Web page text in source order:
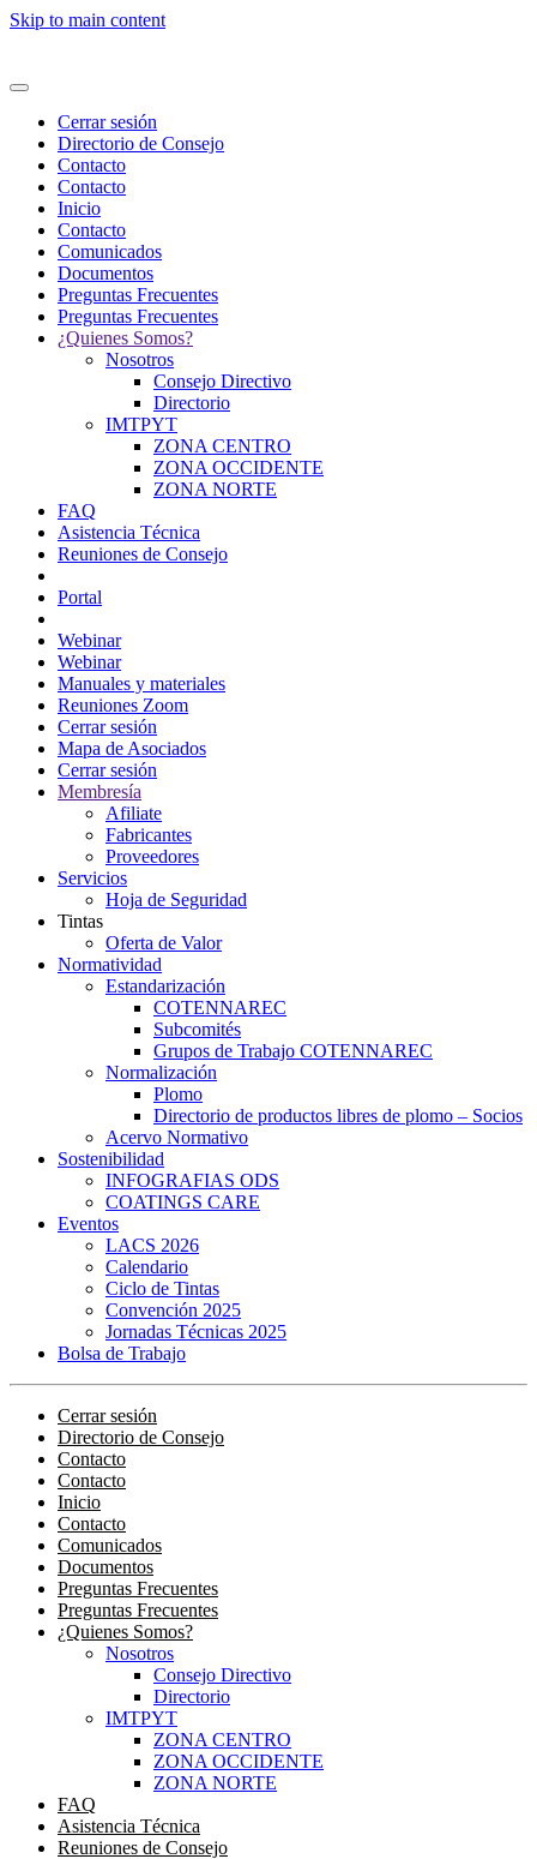
Skip to main content
Cerrar sesión
Directorio de Consejo
Contacto
Contacto
Inicio
Contacto
Comunicados
Documentos
Preguntas Frecuentes
Preguntas Frecuentes
¿Quienes Somos?
Nosotros
Consejo Directivo
Directorio
IMTPYT
ZONA CENTRO
ZONA OCCIDENTE
ZONA NORTE
FAQ
Asistencia Técnica
Reuniones de Consejo
Portal
Webinar
Webinar
Manuales y materiales
Reuniones Zoom
Cerrar sesión
Mapa de Asociados
Cerrar sesión
Membresía
Afiliate
Fabricantes
Proveedores
Servicios
Hoja de Seguridad
Tintas
Oferta de Valor
Normatividad
Estandarización
COTENNAREC
Subcomités
Grupos de Trabajo COTENNAREC
Normalización
Plomo
Directorio de productos libres de plomo – Socios
Acervo Normativo
Sostenibilidad
INFOGRAFIAS ODS
COATINGS CARE
Eventos
LACS 2026
Calendario
Ciclo de Tintas
Convención 2025
Jornadas Técnicas 2025
Bolsa de Trabajo
Cerrar sesión
Directorio de Consejo
Contacto
Contacto
Inicio
Contacto
Comunicados
Documentos
Preguntas Frecuentes
Preguntas Frecuentes
¿Quienes Somos?
Nosotros
Consejo Directivo
Directorio
IMTPYT
ZONA CENTRO
ZONA OCCIDENTE
ZONA NORTE
FAQ
Asistencia Técnica
Reuniones de Consejo